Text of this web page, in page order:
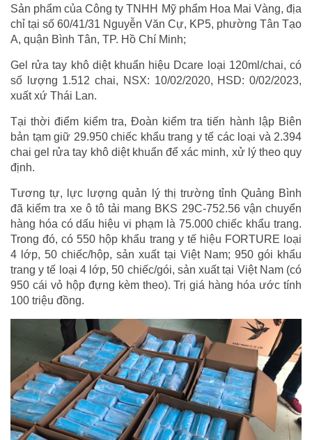
Sản phẩm của Công ty TNHH Mỹ phẩm Hoa Mai Vàng, địa
chỉ tại số 60/41/31 Nguyễn Văn Cự, KP5, phường Tân Tạo
A, quận Bình Tân, TP. Hồ Chí Minh;
Gel rửa tay khô diệt khuẩn hiệu Dcare loại 120ml/chai, có
số lượng 1.512 chai, NSX: 10/02/2020, HSD: 0/02/2023,
xuất xứ Thái Lan.
Tại thời điểm kiểm tra, Đoàn kiểm tra tiến hành lập Biên
bản tạm giữ 29.950 chiếc khẩu trang y tế các loại và 2.394
chai gel rửa tay khô diệt khuẩn để xác minh, xử lý theo quy
định.
Tương tự, lực lượng quản lý thị trường tỉnh Quảng Bình
đã kiểm tra xe ô tô tải mang BKS 29C-752.56 vận chuyển
hàng hóa có dấu hiệu vi phạm là 75.000 chiếc khẩu trang.
Trong đó, có 550 hộp khẩu trang y tế hiệu FORTURE loại
4 lớp, 50 chiếc/hộp, sản xuất tại Việt Nam; 950 gói khẩu
trang y tế loại 4 lớp, 50 chiếc/gói, sản xuất tại Việt Nam (có
950 cái vỏ hộp đựng kèm theo). Trị giá hàng hóa ước tính
100 triệu đồng.